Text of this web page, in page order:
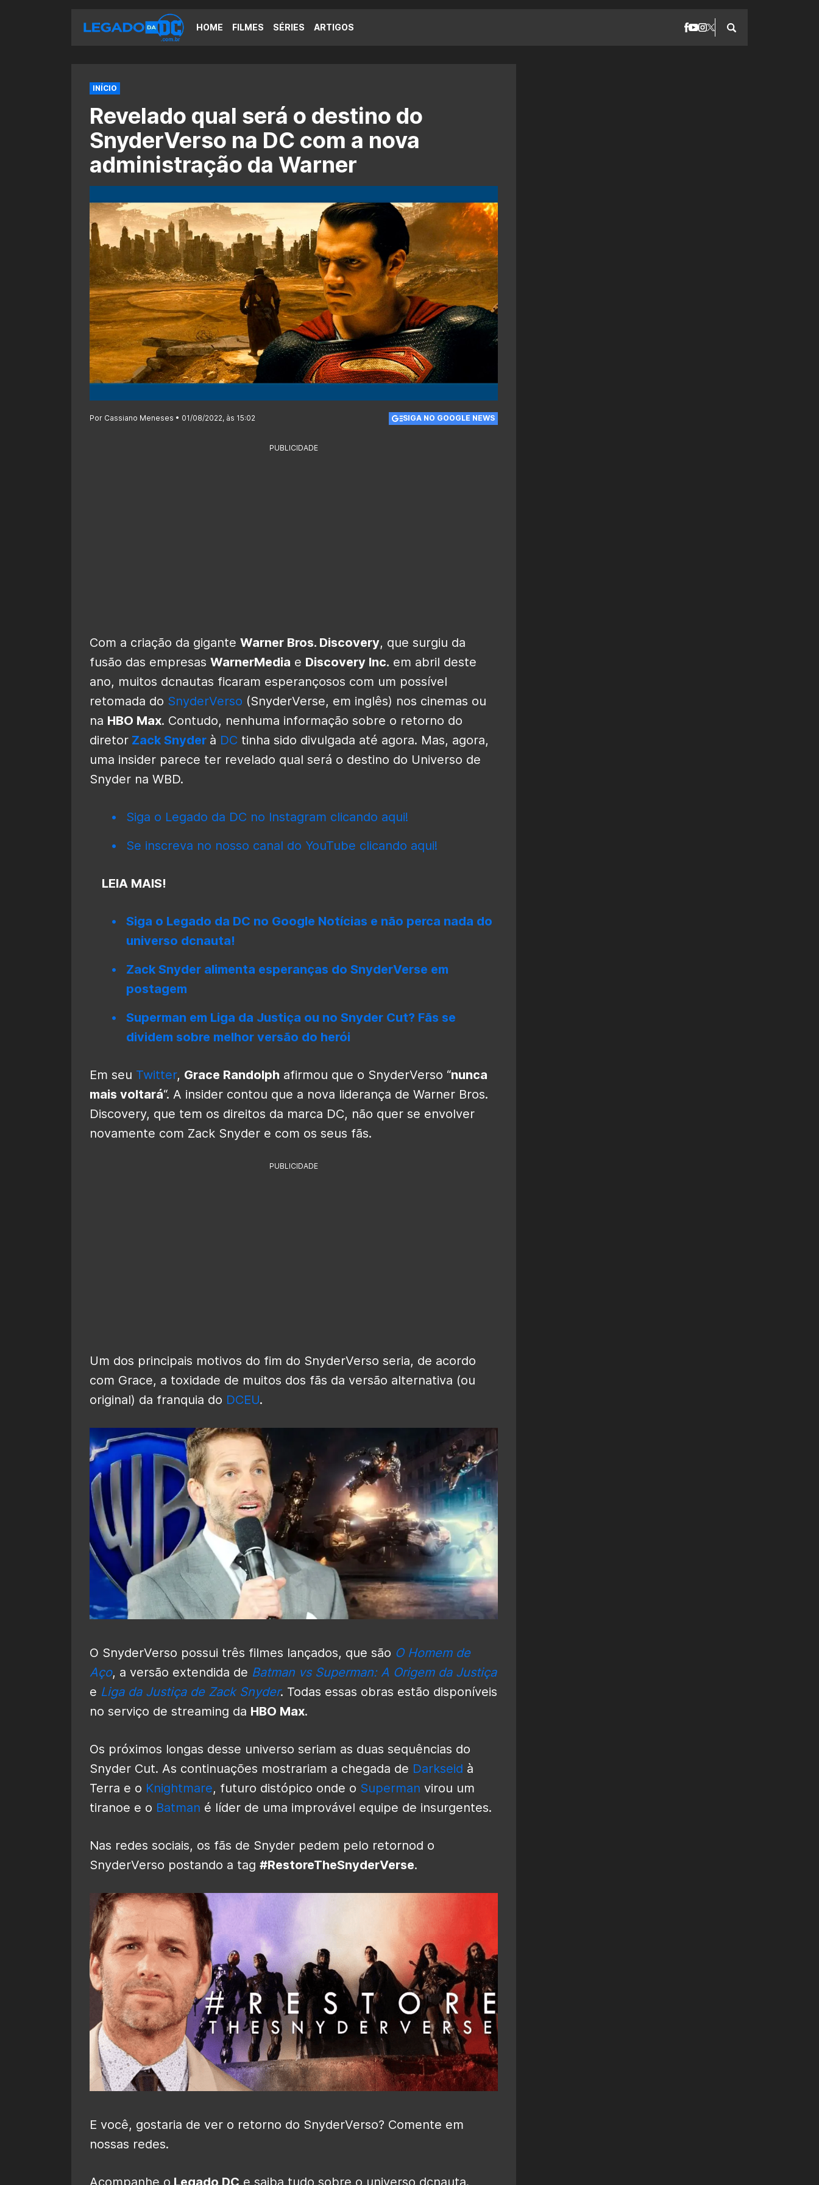
HOME FILMES SÉRIES ARTIGOS
INÍCIO
Revelado qual será o destino do
SnyderVerso na DC com a nova
administração da Warner
Por Cassiano Meneses • 01/08/2022, às 15:02 SIGA NO GOOGLE NEWS
PUBLICIDADE
Com a criação da gigante Warner Bros. Discovery, que surgiu da
fusão das empresas WarnerMedia e Discovery Inc. em abril deste
ano, muitos dcnautas ficaram esperançosos com um possível
retomada do SnyderVerso (SnyderVerse, em inglês) nos cinemas ou
na HBO Max. Contudo, nenhuma informação sobre o retorno do
diretor Zack Snyder à DC tinha sido divulgada até agora. Mas, agora,
uma insider parece ter revelado qual será o destino do Universo de
Snyder na WBD.
Siga o Legado da DC no Instagram clicando aqui!
Se inscreva no nosso canal do YouTube clicando aqui!
LEIA MAIS!
Siga o Legado da DC no Google Notícias e não perca nada do
universo dcnauta!
Zack Snyder alimenta esperanças do SnyderVerse em
postagem
Superman em Liga da Justiça ou no Snyder Cut? Fãs se
dividem sobre melhor versão do herói
Em seu Twitter, Grace Randolph afirmou que o SnyderVerso “nunca
mais voltará“. A insider contou que a nova liderança de Warner Bros.
Discovery, que tem os direitos da marca DC, não quer se envolver
novamente com Zack Snyder e com os seus fãs.
PUBLICIDADE
Um dos principais motivos do fim do SnyderVerso seria, de acordo
com Grace, a toxidade de muitos dos fãs da versão alternativa (ou
original) da franquia do DCEU.
O SnyderVerso possui três filmes lançados, que são O Homem de
Aço, a versão extendida de Batman vs Superman: A Origem da Justiça
e Liga da Justiça de Zack Snyder. Todas essas obras estão disponíveis
no serviço de streaming da HBO Max.
Os próximos longas desse universo seriam as duas sequências do
Snyder Cut. As continuações mostrariam a chegada de Darkseid à
Terra e o Knightmare, futuro distópico onde o Superman virou um
tiranoe e o Batman é líder de uma improvável equipe de insurgentes.
Nas redes sociais, os fãs de Snyder pedem pelo retornod o
SnyderVerso postando a tag #RestoreTheSnyderVerse.
E você, gostaria de ver o retorno do SnyderVerso? Comente em
nossas redes.
Acompanhe o Legado DC e saiba tudo sobre o universo dcnauta.